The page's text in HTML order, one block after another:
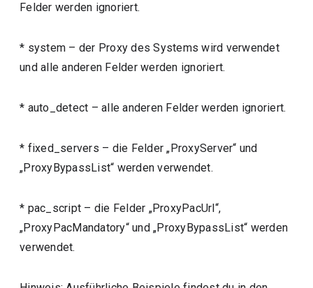
Felder werden ignoriert.
* system – der Proxy des Systems wird verwendet
und alle anderen Felder werden ignoriert.
* auto_detect – alle anderen Felder werden ignoriert.
* fixed_servers – die Felder „ProxyServer“ und
„ProxyBypassList“ werden verwendet.
* pac_script – die Felder „ProxyPacUrl“,
„ProxyPacMandatory“ und „ProxyBypassList“ werden
verwendet.